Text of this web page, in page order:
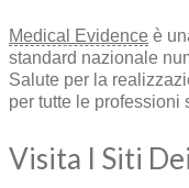
Medical Evidence è
standard nazionale
Salute per la
per tutte le professioni
Visita I Siti